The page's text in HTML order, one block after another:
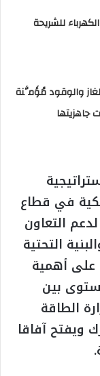
للشريحة
والوقود مُؤَمَّنة
جاهزيتها
في قطاع
التعاون
التحتية
على أهمية
بين
الطاقة
ويفتح آفاقا